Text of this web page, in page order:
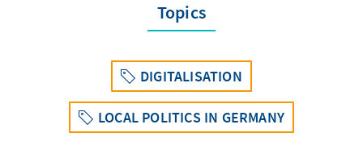
Topics
DIGITALISATION
LOCAL POLITICS IN GERMANY